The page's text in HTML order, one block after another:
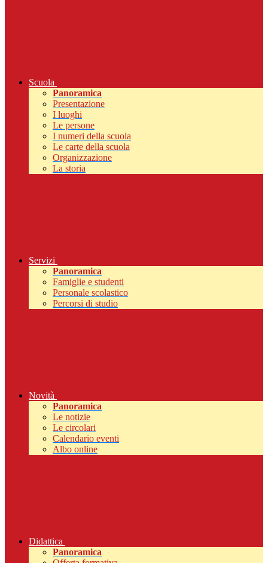
Scuola
Panoramica
Presentazione
I luoghi
Le persone
I numeri della scuola
Le carte della scuola
Organizzazione
La storia
Servizi
Panoramica
Famiglie e studenti
Personale scolastico
Percorsi di studio
Novità
Panoramica
Le notizie
Le circolari
Calendario eventi
Albo online
Didattica
Panoramica